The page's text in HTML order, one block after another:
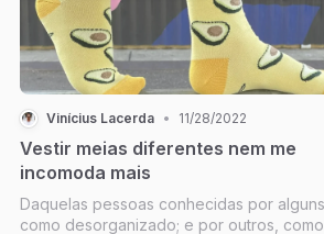
Vinícius Lacerda • 11/28/2022
Vestir meias diferentes nem me
incomoda mais
Daquelas pessoas conhecidas por alguns
como desorganizado; e por outros, como